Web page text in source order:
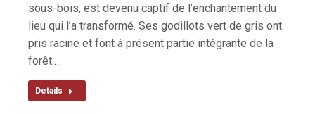
sous-bois, est devenu captif de l’enchantement du
lieu qui l’a transformé. Ses godillots vert de gris ont
pris racine et font à présent partie intégrante de la
forêt.…
Details